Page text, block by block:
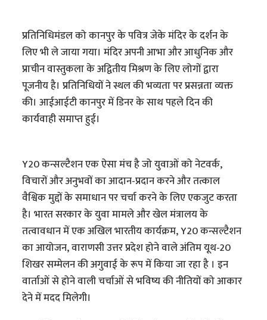
प्रतिनिधिमंडल को कानपुर के पवित्र जेके मंदिर के दर्शन के
लिए भी ले जाया गया। मंदिर अपनी आभा और आधुनिक और
प्राचीन वास्तुकला के अद्वितीय मिश्रण के लिए लोगों द्वारा
पूजनीय है। प्रतिनिधियों ने स्थल की भव्यता पर प्रसन्नता व्यक्त
की। आईआईटी कानपुर में डिनर के साथ पहले दिन की
कार्यवाही समाप्त हुई।
Y20 कन्सल्टैशन एक ऐसा मंच है जो युवाओं को नेटवर्क,
विचारों और अनुभवों का आदान-प्रदान करने और तत्काल
वैश्विक मुद्दों के समाधान पर चर्चा करने के लिए एकजुट करता
है। भारत सरकार के युवा मामले और खेल मंत्रालय के
तत्वावधान में एक अखिल भारतीय कार्यक्रम, Y20 कन्सल्टैशन
का आयोजन, वाराणसी उत्तर प्रदेश होने वाले अंतिम यूथ-20
शिखर सम्मेलन की अगुवाई के रूप में किया जा रहा है । इन
वार्ताओं से होने वाली चर्चाओं से भविष्य की नीतियों को आकार
देने में मदद मिलेगी।